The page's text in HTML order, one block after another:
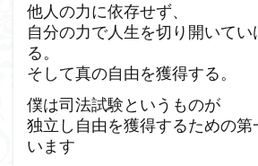
他人の力に依存せず、
自分の力で人生を切り開いてい
る。
そして真の自由を獲得する。
僕は司法試験というものが
独立し自由を獲得するための第
います